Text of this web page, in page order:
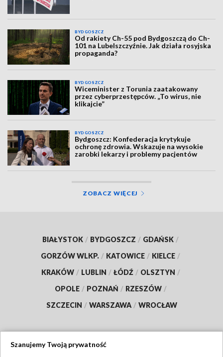
BYDGOSZCZ
Od rakiety Ch-55 pod Bydgoszczą do Ch-
101 na Lubelszczyźnie. Jak działa rosyjska
propaganda?
BYDGOSZCZ
Wiceminister z Torunia zaatakowany
przez cyberprzestępców. „To wirus, nie
klikajcie”
BYDGOSZCZ
Bydgoszcz: Konfederacja krytykuje
ochronę zdrowia. Wskazuje na wysokie
zarobki lekarzy i problemy pacjentów
ZOBACZ WIĘCEJ
BIAŁYSTOK / BYDGOSZCZ / GDAŃSK /
GORZÓW WLKP. / KATOWICE / KIELCE /
KRAKÓW / LUBLIN / ŁÓDŹ / OLSZTYN /
OPOLE / POZNAŃ / RZESZÓW /
SZCZECIN / WARSZAWA / WROCŁAW
Szanujemy Twoją prywatność